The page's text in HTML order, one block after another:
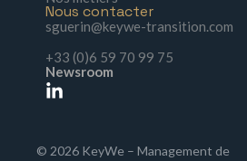
Nous contacter
sguerin@keywe-transition.com
+33 (0)6 59 70 99 75
Newsroom
© 2026 KeyWe – Management de